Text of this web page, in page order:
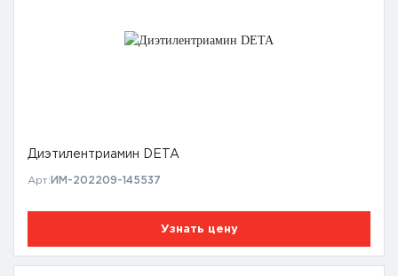
Диэтилентриамин DETA
Арт: ИМ-202209-145537
Узнать цену